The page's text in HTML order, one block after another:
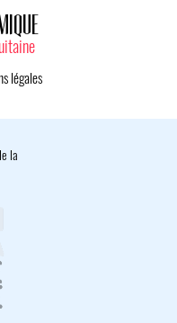
légales
la